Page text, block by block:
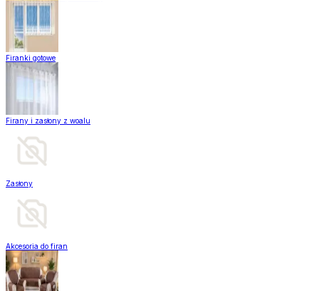
Firanki gotowe
Firany i zasłony z woalu
Zasłony
Akcesoria do firan